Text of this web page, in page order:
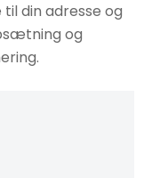
din adresse og
og